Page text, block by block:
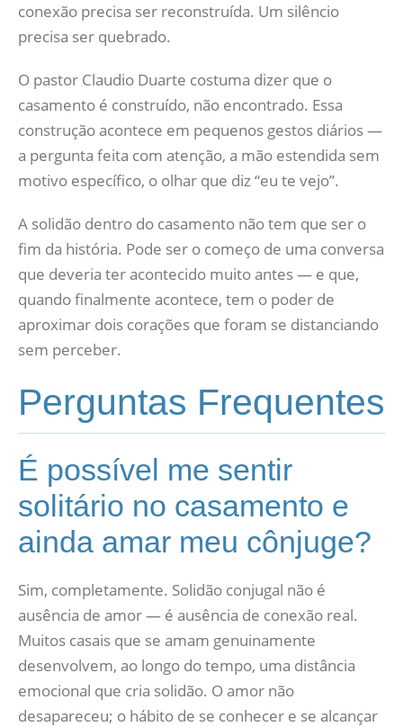
conexão precisa ser reconstruída. Um silêncio
precisa ser quebrado.
O pastor Claudio Duarte costuma dizer que o
casamento é construído, não encontrado. Essa
construção acontece em pequenos gestos diários —
a pergunta feita com atenção, a mão estendida sem
motivo específico, o olhar que diz “eu te vejo”.
A solidão dentro do casamento não tem que ser o
fim da história. Pode ser o começo de uma conversa
que deveria ter acontecido muito antes — e que,
quando finalmente acontece, tem o poder de
aproximar dois corações que foram se distanciando
sem perceber.
Perguntas Frequentes
É possível me sentir
solitário no casamento e
ainda amar meu cônjuge?
Sim, completamente. Solidão conjugal não é
ausência de amor — é ausência de conexão real.
Muitos casais que se amam genuinamente
desenvolvem, ao longo do tempo, uma distância
emocional que cria solidão. O amor não
desapareceu; o hábito de se conhecer e se alcançar